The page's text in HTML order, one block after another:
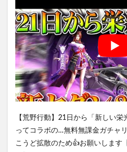
【荒野行動】21日から「新しい
ってコラボの…無料無課金ガチャ
こうど拡散のため👍お願いします